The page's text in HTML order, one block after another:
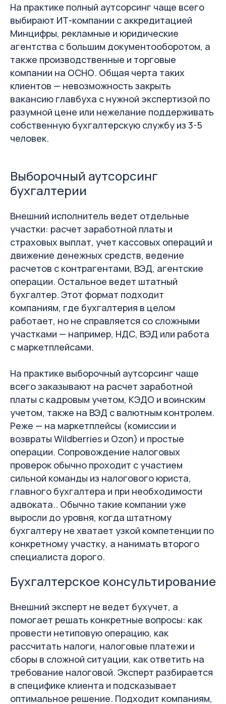
На практике полный аутсорсинг чаще всего
выбирают ИТ-компании с аккредитацией
Минцифры, рекламные и юридические
агентства с большим документооборотом, а
также производственные и торговые
компании на ОСНО. Общая черта таких
клиентов — невозможность закрыть
вакансию главбуха с нужной экспертизой по
разумной цене или нежелание поддерживать
собственную бухгалтерскую службу из 3-5
человек.
Выборочный аутсорсинг
бухгалтерии
Внешний исполнитель ведет отдельные
участки: расчет заработной платы и
страховых выплат, учет кассовых операций и
движение денежных средств, ведение
расчетов с контрагентами, ВЭД, агентские
операции. Остальное ведет штатный
бухгалтер. Этот формат подходит
компаниям, где бухгалтерия в целом
работает, но не справляется со сложными
участками — например, НДС, ВЭД или работа
с маркетплейсами.
На практике выборочный аутсорсинг чаще
всего заказывают на расчет заработной
платы с кадровым учетом, КЭДО и воинским
учетом, также на ВЭД с валютным контролем.
Реже — на маркетплейсы (комиссии и
возвраты Wildberries и Ozon) и простые
операции. Сопровождение налоговых
проверок обычно проходит с участием
сильной команды из налогового юриста,
главного бухгалтера и при необходимости
адвоката.. Обычно такие компании уже
выросли до уровня, когда штатному
бухгалтеру не хватает узкой компетенции по
конкретному участку, а нанимать второго
специалиста дорого.
Бухгалтерское консультирование
Внешний эксперт не ведет бухучет, а
помогает решать конкретные вопросы: как
провести нетиповую операцию, как
рассчитать налоги, налоговые платежи и
сборы в сложной ситуации, как ответить на
требование налоговой. Эксперт разбирается
в специфике клиента и подсказывает
оптимальное решение. Подходит компаниям,